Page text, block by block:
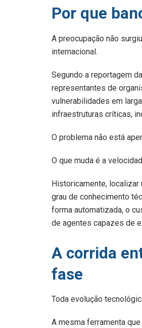
Por que
A preocupação não
internacional.
Segundo a reportagem
representantes de
vulnerabilidades em
infraestruturas críticas,
O problema não está
O que muda é a
Historicamente,
grau de conhecimento
forma automatizada, o
de agentes capazes de
A corrida
fase
Toda evolução
A mesma ferramenta